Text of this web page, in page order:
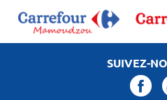
SUIVEZ-